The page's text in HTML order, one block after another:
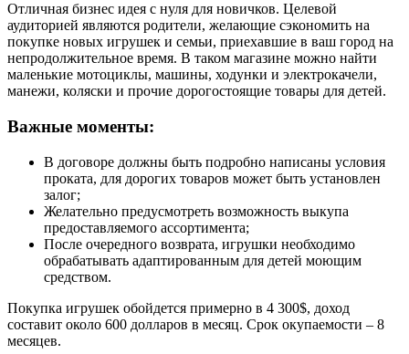
Отличная бизнес идея с нуля для новичков. Целевой
аудиторией являются родители, желающие сэкономить на
покупке новых игрушек и семьи, приехавшие в ваш город на
непродолжительное время. В таком магазине можно найти
маленькие мотоциклы, машины, ходунки и электрокачели,
манежи, коляски и прочие дорогостоящие товары для детей.
Важные моменты:
В договоре должны быть подробно написаны условия
проката, для дорогих товаров может быть установлен
залог;
Желательно предусмотреть возможность выкупа
предоставляемого ассортимента;
После очередного возврата, игрушки необходимо
обрабатывать адаптированным для детей моющим
средством.
Покупка игрушек обойдется примерно в 4 300$, доход
составит около 600 долларов в месяц. Срок окупаемости – 8
месяцев.